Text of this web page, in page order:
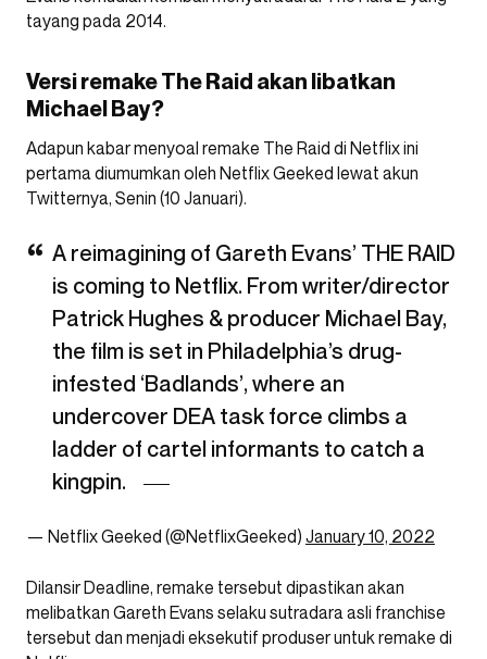
tayang pada 2014.
Versi remake The Raid akan libatkan
Michael Bay?
Adapun kabar menyoal remake The Raid di Netflix ini
pertama diumumkan oleh Netflix Geeked lewat akun
Twitternya, Senin (10 Januari).
A reimagining of Gareth Evans’ THE RAID
is coming to Netflix. From writer/director
Patrick Hughes & producer Michael Bay,
the film is set in Philadelphia’s drug-
infested ‘Badlands’, where an
undercover DEA task force climbs a
ladder of cartel informants to catch a
kingpin.
— Netflix Geeked (@NetflixGeeked) January 10, 2022
Dilansir Deadline, remake tersebut dipastikan akan
melibatkan Gareth Evans selaku sutradara asli franchise
tersebut dan menjadi eksekutif produser untuk remake di